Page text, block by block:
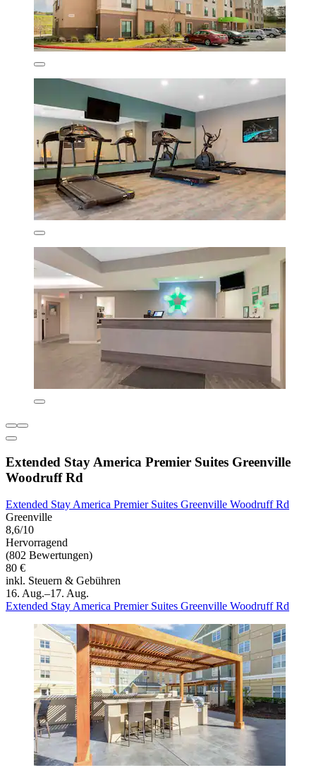
Extended Stay America Premier Suites Greenville
Woodruff Rd
Extended Stay America Premier Suites Greenville Woodruff Rd
Greenville
8,6/10
Hervorragend
(802 Bewertungen)
80 €
inkl. Steuern & Gebühren
16. Aug.–17. Aug.
Extended Stay America Premier Suites Greenville Woodruff Rd